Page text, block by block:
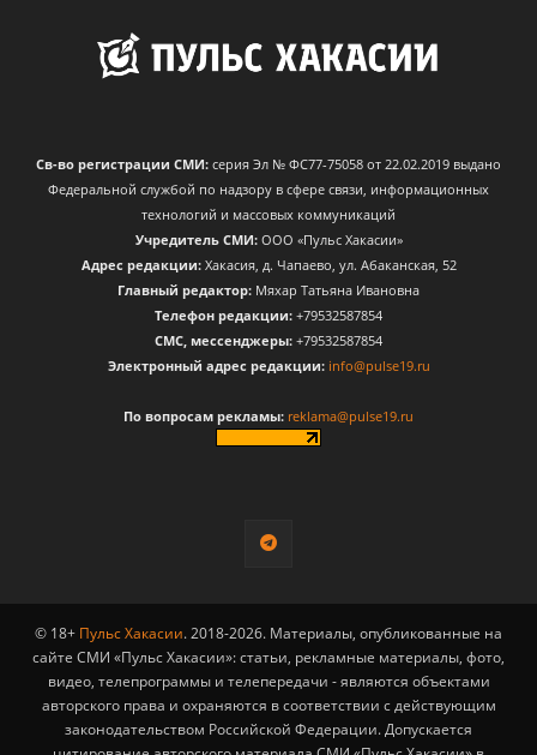
Св-во регистрации СМИ: серия Эл № ФС77-75058 от 22.02.2019 выдано
Федеральной службой по надзору в сфере связи, информационных
технологий и массовых коммуникаций
Учредитель СМИ:ООО «Пульс Хакасии»
Адрес редакции:Хакасия, д. Чапаево, ул. Абаканская, 52
Главный редактор: Мяхар Татьяна Ивановна
Телефон редакции: +79532587854
CМС, мессенджеры: +79532587854
Электронный адрес редакции: info@pulse19.ru
По вопросам рекламы: reklama@pulse19.ru
© 18+ Пульс Хакасии. 2018-2026. Материалы, опубликованные на
сайте СМИ «Пульс Хакасии»: статьи, рекламные материалы, фото,
видео, телепрограммы и телепередачи - являются объектами
авторского права и охраняются в соответствии с действующим
законодательством Российской Федерации. Допускается